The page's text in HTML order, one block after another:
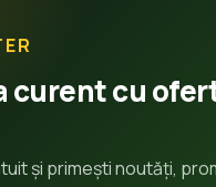
curent cu
și primești noutăți,